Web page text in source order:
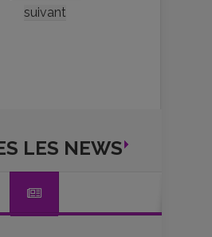
suivant
LES NEWS